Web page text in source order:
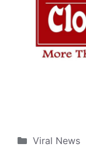
Categories
Viral News